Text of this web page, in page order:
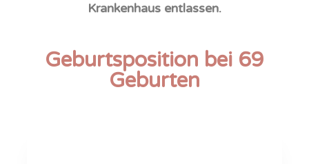
Krankenhaus entlassen.
Geburtsposition bei 69
Geburten